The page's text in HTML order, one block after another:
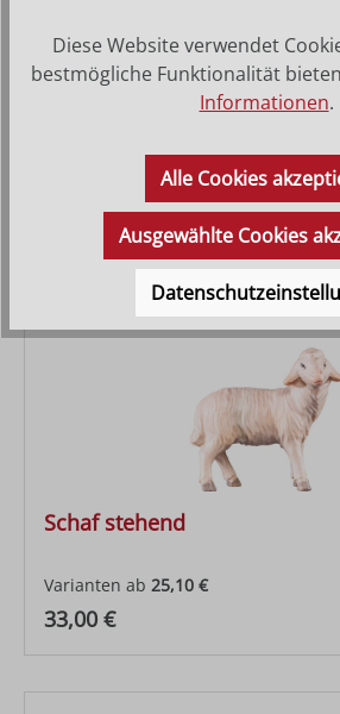
Schafgruppe liegend
Regulärer Preis:
Schaf stehend
Varianten ab 25,10 €
Regulärer Preis:
33,00 €
Diese Website verwendet
bestmögliche Funktionalität
Informationen.
Alle Cookies
Ausgewählte Cookies